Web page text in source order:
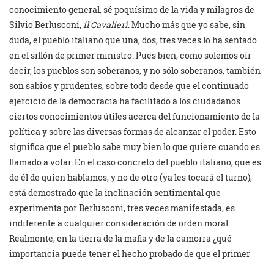
conocimiento general, sé poquísimo de la vida y milagros de
Silvio Berlusconi, il Cavalieri. Mucho más que yo sabe, sin
duda, el pueblo italiano que una, dos, tres veces lo ha sentado
en el sillón de primer ministro. Pues bien, como solemos oír
decir, los pueblos son soberanos, y no sólo soberanos, también
son sabios y prudentes, sobre todo desde que el continuado
ejercicio de la democracia ha facilitado a los ciudadanos
ciertos conocimientos útiles acerca del funcionamiento de la
política y sobre las diversas formas de alcanzar el poder. Esto
significa que el pueblo sabe muy bien lo que quiere cuando es
llamado a votar. En el caso concreto del pueblo italiano, que es
de él de quien hablamos, y no de otro (ya les tocará el turno),
está demostrado que la inclinación sentimental que
experimenta por Berlusconi, tres veces manifestada, es
indiferente a cualquier consideración de orden moral.
Realmente, en la tierra de la mafia y de la camorra ¿qué
importancia puede tener el hecho probado de que el primer